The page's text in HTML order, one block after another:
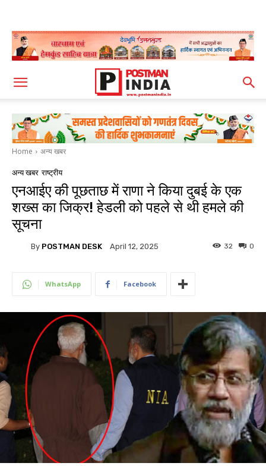
Home अन्य खबर
अन्य खबर राष्ट्रीय
एनआईए की पूछताछ में राणा ने किया दुबई के एक
शख्स का जिक्र! हेडली को पहले से थी हमले की
सूचना
By POSTMAN DESK April 12, 2025 0
32
WhatsApp Facebook